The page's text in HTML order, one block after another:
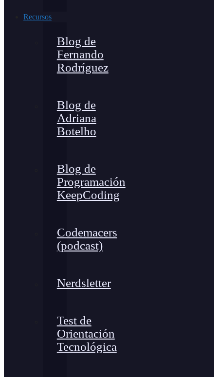
Recursos
Blog de
Fernando
Rodríguez
Blog de
Adriana
Botelho
Blog de
Programación
KeepCoding
Codemacers
(podcast)
Nerdsletter
Test de
Orientación
Tecnológica